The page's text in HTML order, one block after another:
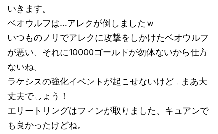
いきます。
ベオウルフは…アレクが倒しましたｗ
いつものノリでアレクに攻撃をしかけたベオウルフ
が悪い、それに10000ゴールドが勿体ないから仕方
ないね。
ラケシスの強化イベントが起こせないけど…まあ大
丈夫でしょう！
エリートリングはフィンが取りました、キュアンで
も良かったけどね。